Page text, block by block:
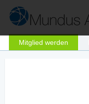
Mitglied werden